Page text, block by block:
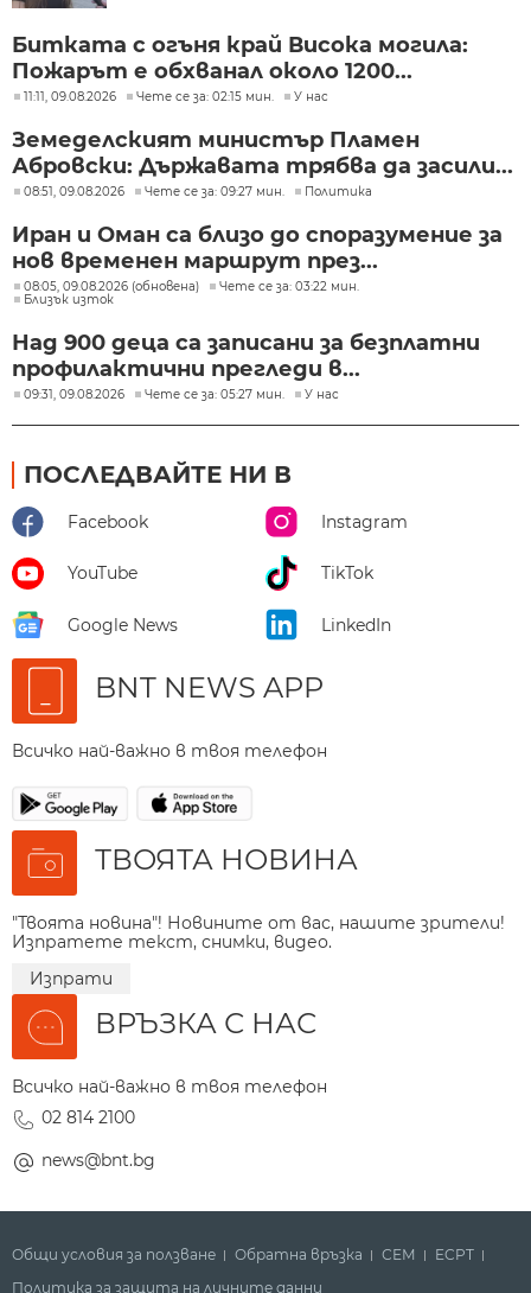
Битката с огъня край Висока могила:
Пожарът е обхванал около 1200...
11:11, 09.08.2026 Чете се за: 02:15 мин. У нас
Земеделският министър Пламен
Абровски: Държавата трябва да засили...
08:51, 09.08.2026 Чете се за: 09:27 мин. Политика
Иран и Оман са близо до споразумение за
нов временен маршрут през...
08:05, 09.08.2026 (обновена)
Чете се за: 03:22 мин.
Близък изток
Над 900 деца са записани за безплатни
профилактични прегледи в...
09:31, 09.08.2026 Чете се за: 05:27 мин. У нас
ПОСЛЕДВАЙТЕ НИ В
Facebook Instagram
YouTube TikTok
Google News LinkedIn
BNT NEWS APP
Всичко най-важно в твоя телефон
ТВОЯТА НОВИНА
"Твоята новина"! Новините от вас, нашите зрители!
Изпратете текст, снимки, видео.
Изпрати
ВРЪЗКА С НАС
Всичко най-важно в твоя телефон
02 814 2100
news@bnt.bg
Общи условия за ползване Обратна връзка СЕМ
ECPT
Политика за защита на личните данни